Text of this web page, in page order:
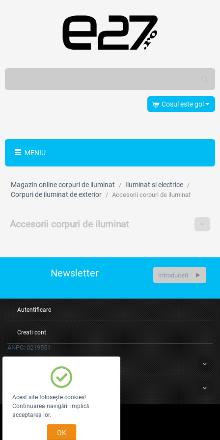
Cosul este gol
MENIU
Magazin online corpuri de iluminat / Iluminat si electrice /
Corpuri de iluminat de exterior / Accesorii corpuri de iluminat
Accesorii corpuri de iluminat
Newsletter
Autentificare
Creati cont
ANPC: 0219551
© 2010 - 2026 E27.
Acest site foloseşte cookies!
Continuarea navigării implică
acceptarea lor.
OK